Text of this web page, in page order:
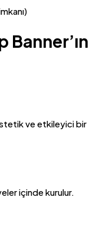
Banner’ın
ve etkileyici bir
içinde kurulur.